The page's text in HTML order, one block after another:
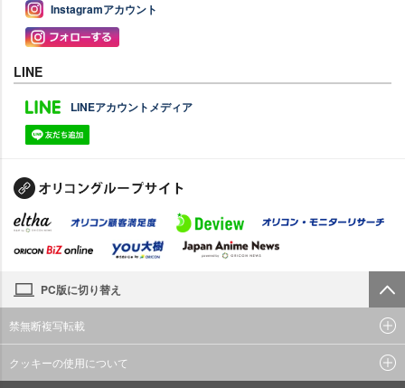
Instagramアカウント
LINE
LINEアカウントメディア
PC版に切り替え
禁無断複写転載
クッキーの使用について